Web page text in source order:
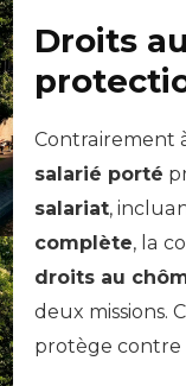
Droits
Contrairement
salarié porté
salariat,
complète, la
droits au
deux missions.
protège contre